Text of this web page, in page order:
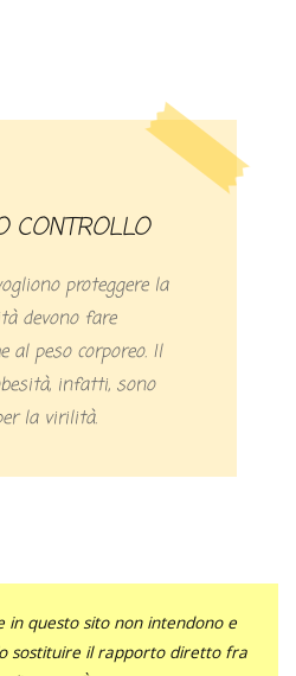
CONTROLLO
proteggere la
devono fare
al peso corporeo. Il
infatti, sono
la virilità.
in questo sito non intendono e
sostituire il rapporto diretto fra